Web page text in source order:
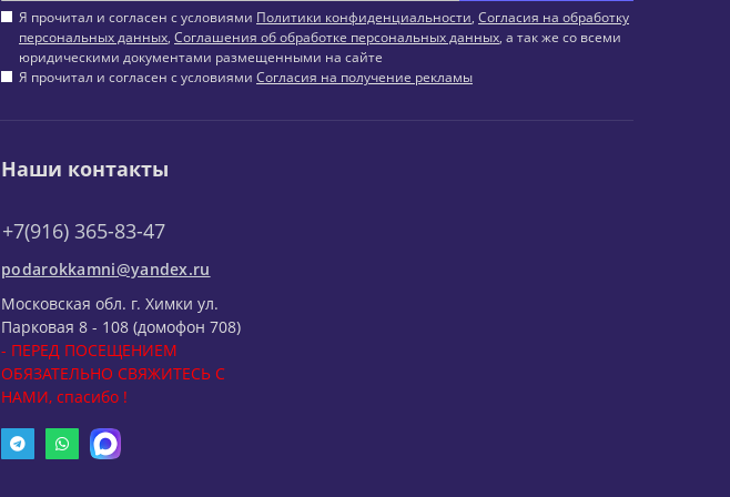
Я прочитал и согласен с условиями Политики конфиденциальности, Согласия на обработку
персональных данных, Соглашения об обработке персональных данных, а так же со всеми
юридическими документами размещенными на сайте
Я прочитал и согласен с условиями Согласия на получение рекламы
Наши контакты
+7(916) 365-83-47
podarokkamni@yandex.ru
Московская обл. г. Химки ул.
Парковая 8 - 108 (домофон 708)
- ПЕРЕД ПОСЕЩЕНИЕМ
ОБЯЗАТЕЛЬНО СВЯЖИТЕСЬ С
НАМИ, спасибо !